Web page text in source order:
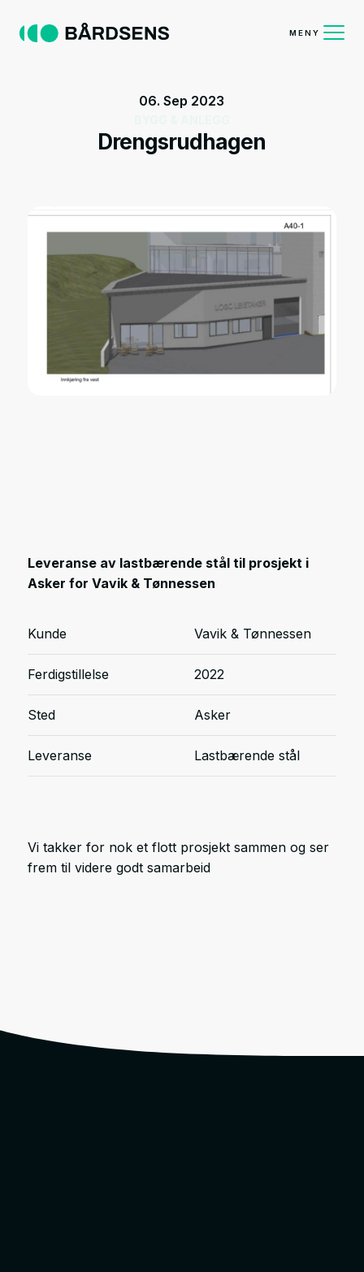
MENY
06. Sep 2023
Drengsrudhagen
Leveranse av lastbærende stål til prosjekt i
Asker for Vavik & Tønnessen
Kunde Vavik & Tønnessen
Ferdigstillelse 2022
Sted Asker
Leveranse Lastbærende stål
Vi takker for nok et flott prosjekt sammen og ser
frem til videre godt samarbeid